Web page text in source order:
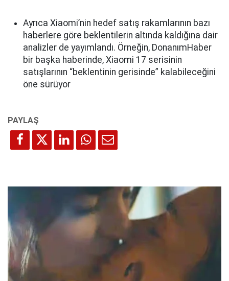
Ayrıca Xiaomi’nin hedef satış rakamlarının bazı
haberlere göre beklentilerin altında kaldığına dair
analizler de yayımlandı. Örneğin, DonanımHaber
bir başka haberinde, Xiaomi 17 serisinin
satışlarının “beklentinin gerisinde” kalabileceğini
öne sürüyor